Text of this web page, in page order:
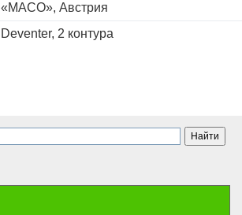
«MACO», Австрия
Deventer, 2 контура